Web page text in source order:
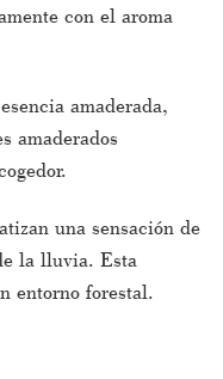
con el aroma
amaderada,
amaderados
una sensación de
la lluvia. Esta
entorno forestal.